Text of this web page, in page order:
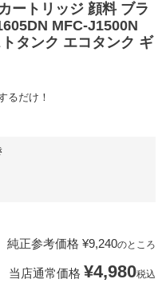
ートリッジ 顔料 ブラ
MFC-J1500N
タンク エコタンク ギ
るだけ！
純正参考価格 ¥9,240のところ
当店通常価格 ¥4,980税込